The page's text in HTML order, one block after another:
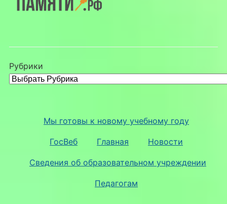
Рубрики
Мы готовы к новому учебному году
ГосВеб Главная Новости
Сведения об образовательном учреждении
Педагогам